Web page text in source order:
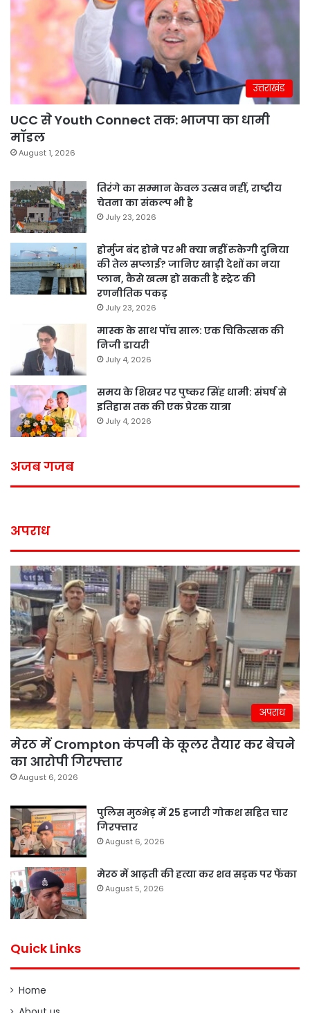
उत्तराखंड
UCC से Youth Connect तक: भाजपा का धामी
मॉडल
August 1, 2026
तिरंगे का सम्मान केवल उत्सव नहीं, राष्ट्रीय
चेतना का संकल्प भी है
July 23, 2026
होर्मुज बंद होने पर भी क्या नहीं रुकेगी दुनिया
की तेल सप्लाई? जानिए खाड़ी देशों का नया
प्लान, कैसे खत्म हो सकती है स्ट्रेट की
रणनीतिक पकड़
July 23, 2026
मास्क के साथ पॉच साल: एक चिकित्सक की
निजी डायरी
July 4, 2026
समय के शिखर पर पुष्कर सिंह धामी: संघर्ष से
इतिहास तक की एक प्रेरक यात्रा
July 4, 2026
अजब गजब
अपराध
अपराध
मेरठ में Crompton कंपनी के कूलर तैयार कर बेचने
का आरोपी गिरफ्तार
August 6, 2026
पुलिस मुठभेड़ में 25 हजारी गोकश सहित चार
गिरफ्तार
August 6, 2026
मेरठ में आढ़ती की हत्या कर शव सड़क पर फेंका
August 5, 2026
Quick Links
Home